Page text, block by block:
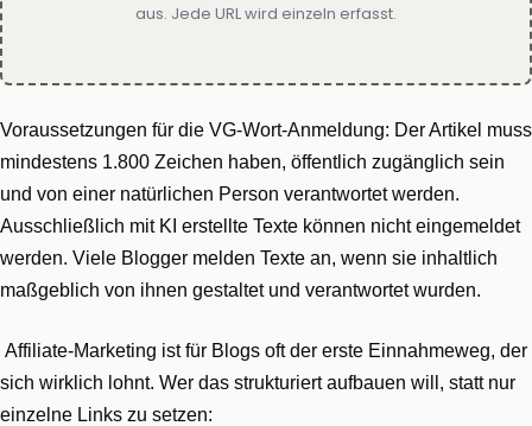
aus. Jede URL wird einzeln erfasst.
Voraussetzungen für die VG-Wort-Anmeldung: Der Artikel muss
mindestens 1.800 Zeichen haben, öffentlich zugänglich sein
und von einer natürlichen Person verantwortet werden.
Ausschließlich mit KI erstellte Texte können nicht eingemeldet
werden. Viele Blogger melden Texte an, wenn sie inhaltlich
maßgeblich von ihnen gestaltet und verantwortet wurden.
Affiliate-Marketing ist für Blogs oft der erste Einnahmeweg, der
sich wirklich lohnt. Wer das strukturiert aufbauen will, statt nur
einzelne Links zu setzen: